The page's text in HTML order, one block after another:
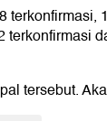
terkonfirmasi,
tersebut.